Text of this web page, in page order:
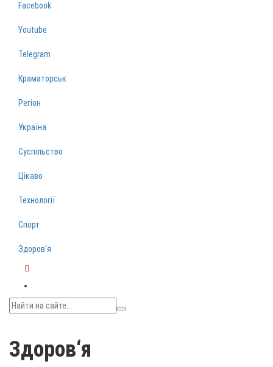
Facebook
Youtube
Telegram
Краматорськ
Регіон
Україна
Суспільство
Цікаво
Технології
Спорт
Здоров‘я
Здоров‘я